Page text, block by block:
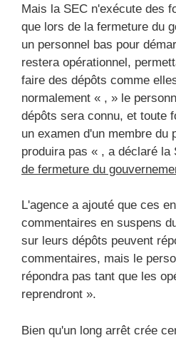
Mais la SEC n'exécute des
que lors de la fermeture du
un personnel bas pour
restera opérationnel,
faire des dépôts comme
normalement « , » le
dépôts sera connu, et toute
un examen d'un membre du
produira pas « , a déclaré la
de fermeture du
L'agence a ajouté que ces
commentaires en suspens
sur leurs dépôts peuvent
commentaires, mais le
répondra pas tant que les
reprendront ».
Bien qu'un long arrêt crée